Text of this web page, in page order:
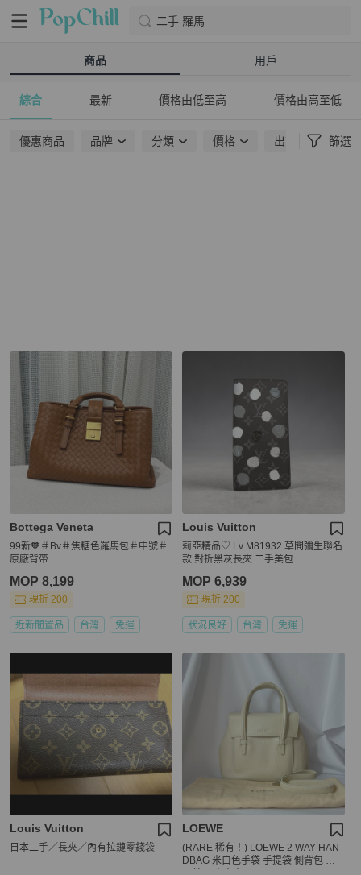
二手 羅馬
商品 用戶
綜合 最新 價格由低至高 價格由高至低
優惠商品 品牌 分類 價格 出貨地點 篩選
Bottega Veneta
99新🧡＃Bv＃焦糖色羅馬包＃中號＃
原廠背帶
MOP 8,199
現折 200
近新閒置品 台灣 免運
Louis Vuitton
莉亞精品♡ Lv M81932 草間彌生聯名
款 對折黑灰長夾 二手美包
MOP 6,939
現折 200
狀況良好 台灣 免運
Louis Vuitton
日本二手／長夾／內有拉鏈零錢袋
LOEWE
(RARE 稀有！) LOEWE 2 WAY HAN
DBAG 米白色手袋 手提袋 側背包 斜